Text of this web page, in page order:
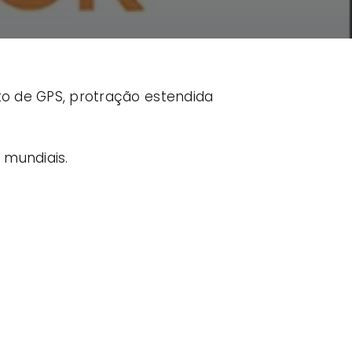
de GPS, protração estendida